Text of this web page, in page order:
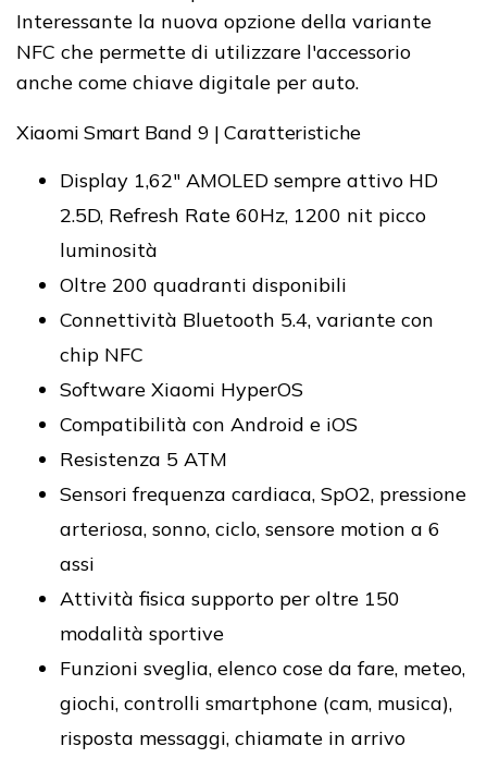
Interessante la nuova opzione della variante
NFC che permette di utilizzare l'accessorio
anche come chiave digitale per auto.
Xiaomi Smart Band 9 | Caratteristiche
Display 1,62" AMOLED sempre attivo HD
2.5D, Refresh Rate 60Hz, 1200 nit picco
luminosità
Oltre 200 quadranti disponibili
Connettività Bluetooth 5.4, variante con
chip NFC
Software Xiaomi HyperOS
Compatibilità con Android e iOS
Resistenza 5 ATM
Sensori frequenza cardiaca, SpO2, pressione
arteriosa, sonno, ciclo, sensore motion a 6
assi
Attività fisica supporto per oltre 150
modalità sportive
Funzioni sveglia, elenco cose da fare, meteo,
giochi, controlli smartphone (cam, musica),
risposta messaggi, chiamate in arrivo